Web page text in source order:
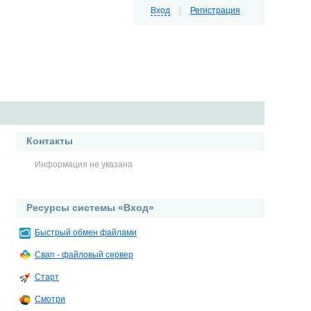
Вход Регистрация
Контакты
Информация не указана
Ресурсы системы «Вход»
Быстрый обмен файлами
Свап - файловый сервер
Старт
Смотри